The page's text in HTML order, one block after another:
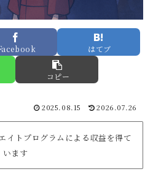
はてブ
コピー
2025.08.15 2026.07.26
イトプログラムによる収益を得て
います